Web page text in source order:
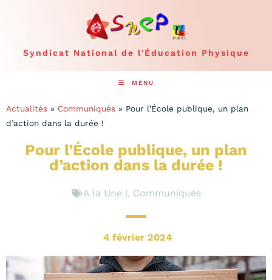
Syndicat National de l'Éducation Physique
MENU
Actualités » Communiqués » Pour l’École publique, un plan
d’action dans la durée !
Pour l’École publique, un plan
d’action dans la durée !
A la Une !, Communiqués
4 février 2024